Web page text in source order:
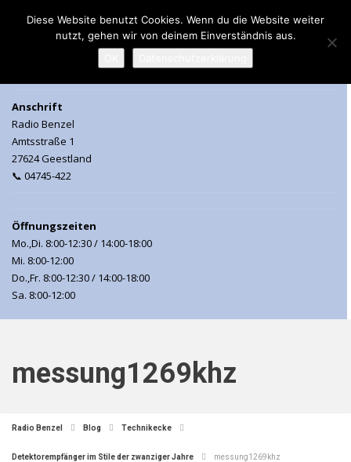
MENU
Anschrift
Radio Benzel
Amtsstraße 1
27624 Geestland
📞 04745-422
Öffnungszeiten
Mo.,Di. 8:00-12:30 / 14:00-18:00
Mi. 8:00-12:00
Do.,Fr. 8:00-12:30 / 14:00-18:00
Sa. 8:00-12:00
messung1269khz
Radio Benzel Blog Technikecke
Detektorempfänger im Stile der zwanziger Jahre messung1269khz
Diese Website benutzt Cookies. Wenn du die Website weiter
nutzt, gehen wir von deinem Einverständnis aus.